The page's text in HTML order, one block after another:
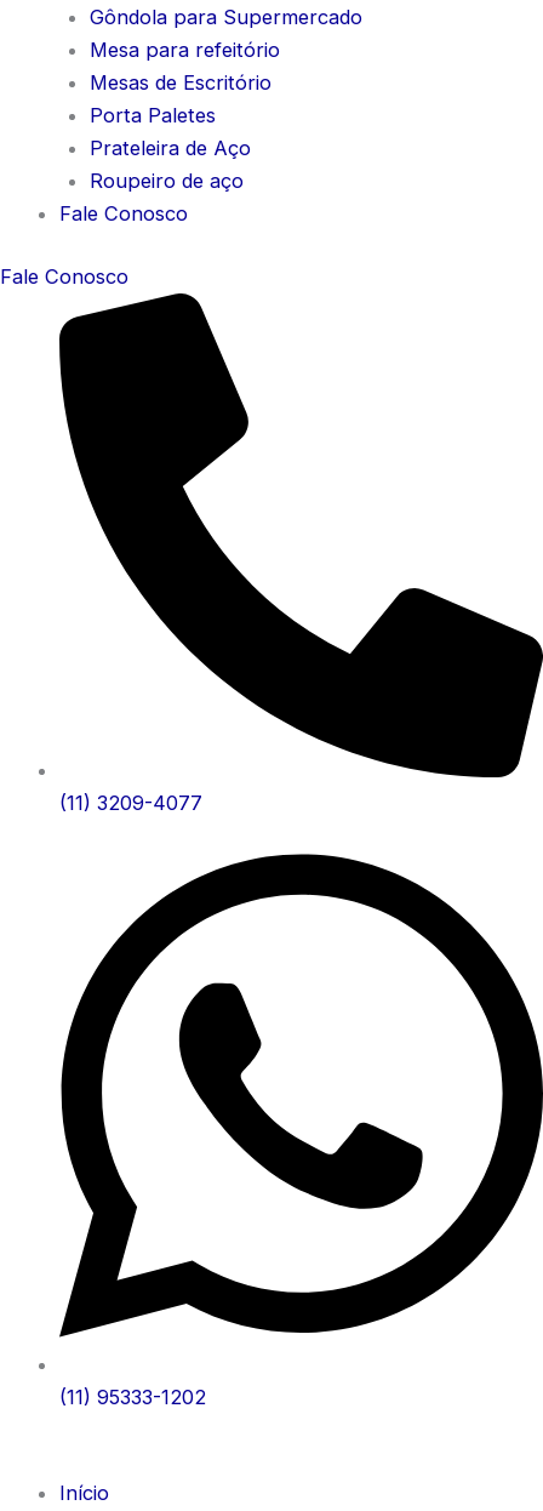
Gôndola para Supermercado
Mesa para refeitório
Mesas de Escritório
Porta Paletes
Prateleira de Aço
Roupeiro de aço
Fale Conosco
Fale Conosco
(11) 3209-4077
(11) 95333-1202
Início